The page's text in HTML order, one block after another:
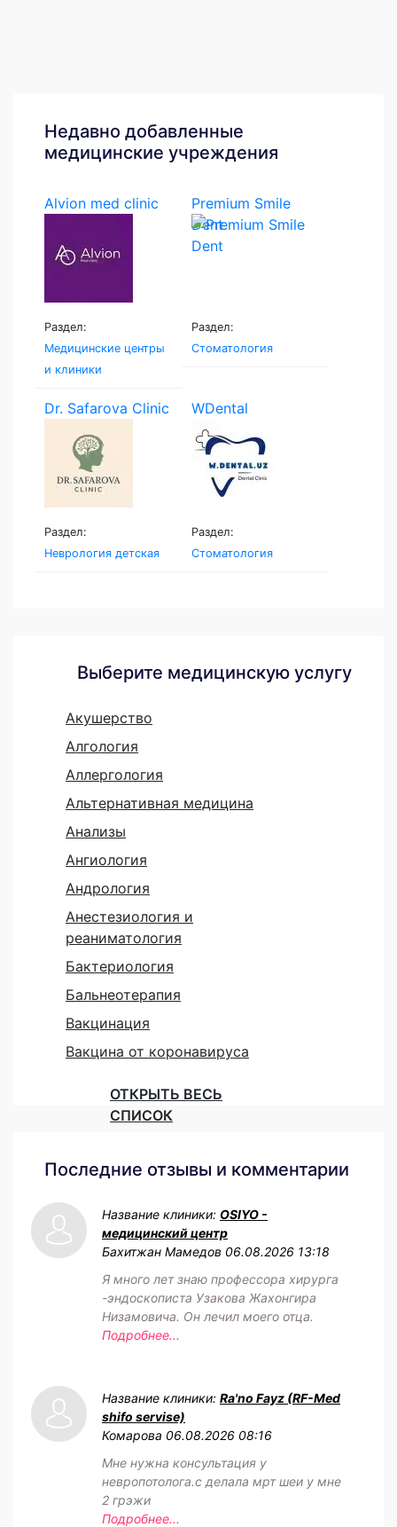
Недавно добавленные
медицинские учреждения
Alvion med clinic
Раздел:
Медицинские центры
и клиники
Premium Smile
Dent
Раздел:
Стоматология
Dr. Safarova Clinic
Раздел:
Неврология детская
WDental
Раздел:
Стоматология
Выберите медицинскую услугу
Акушерство
Алгология
Аллергология
Альтернативная медицина
Анализы
Ангиология
Андрология
Анестезиология и
реаниматология
Бактериология
Бальнеотерапия
Вакцинация
Вакцина от коронавируса
ОТКРЫТЬ ВЕСЬ
СПИСОК
Последние отзывы и комментарии
Название клиники: OSIYO -
медицинский центр
Бахитжан Мамедов 06.08.2026 13:18
Я много лет знаю профессора хирурга
-эндоскописта Узакова Жахонгира
Низамовича. Он лечил моего отца.
Подробнее...
Название клиники: Ra'no Fayz (RF-Med
shifo servise)
Комарова 06.08.2026 08:16
Мне нужна консультация у
невропотолога.с делала мрт шеи у мне
2 грэжи
Подробнее...